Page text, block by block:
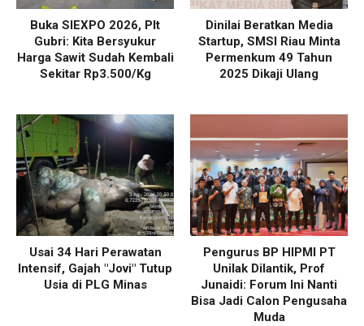
Buka SIEXPO 2026, Plt
Gubri: Kita Bersyukur
Harga Sawit Sudah Kembali
Sekitar Rp3.500/Kg
Dinilai Beratkan Media
Startup, SMSI Riau Minta
Permenkum 49 Tahun
2025 Dikaji Ulang
Usai 34 Hari Perawatan
Intensif, Gajah "Jovi" Tutup
Usia di PLG Minas
Pengurus BP HIPMI PT
Unilak Dilantik, Prof
Junaidi: Forum Ini Nanti
Bisa Jadi Calon Pengusaha
Muda